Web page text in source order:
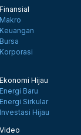
Finansial
Makro
Keuangan
Bursa
Korporasi
Ekonomi Hijau
Energi Baru
Energi Sirkular
Investasi Hijau
Video